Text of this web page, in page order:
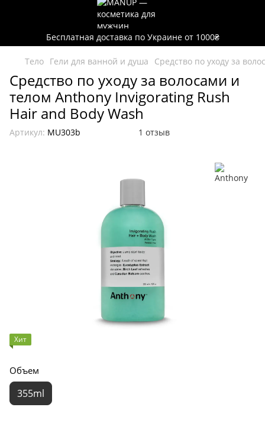
Бесплатная доставка по Украине от 1000₴
Тело Гели для ванной и душа Средство по уходу за
Средство по уходу за волосами и
телом Anthony Invigorating Rush
Hair and Body Wash
Артикул: MU303b 1 отзыв
Хит
Объем
355ml